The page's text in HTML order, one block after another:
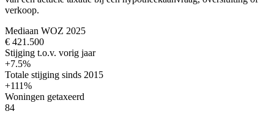
verkoop.
Mediaan WOZ 2025
€ 421.500
Stijging t.o.v. vorig jaar
+7.5%
Totale stijging sinds 2015
+111%
Woningen getaxeerd
84